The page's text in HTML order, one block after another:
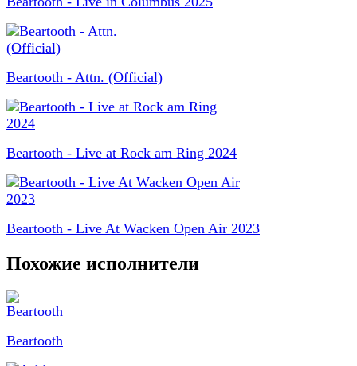
Beartooth - Attn. (Official)
Beartooth - Live at Rock am Ring 2024
Beartooth - Live At Wacken Open Air 2023
Похожие исполнители
Beartooth